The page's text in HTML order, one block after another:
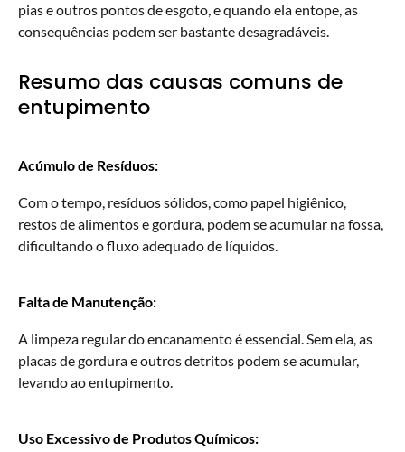
pias e outros pontos de esgoto, e quando ela entope, as
consequências podem ser bastante desagradáveis.
Resumo das causas comuns de
entupimento
Acúmulo de Resíduos:
Com o tempo, resíduos sólidos, como papel higiênico,
restos de alimentos e gordura, podem se acumular na fossa,
dificultando o fluxo adequado de líquidos.
Falta de Manutenção:
A limpeza regular do encanamento é essencial. Sem ela, as
placas de gordura e outros detritos podem se acumular,
levando ao entupimento.
Uso Excessivo de Produtos Químicos: